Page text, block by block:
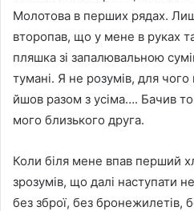
Молотова в перших рядах.
второпав, що у мене в руках
пляшка зі запалювальною
тумані. Я не розумів, для чого
йшов разом з усіма…. Бачив
мого близького друга.
Коли біля мене впав перший
зрозумів, що далі наступати
без зброї, без бронежилетів,